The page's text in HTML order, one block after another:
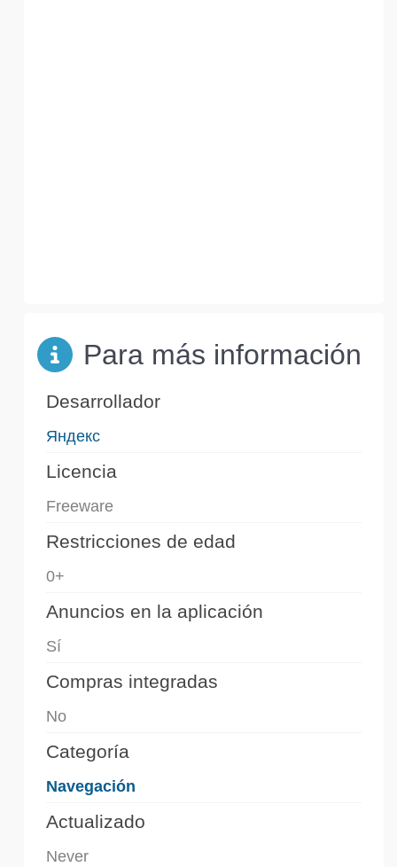
Para más información
Desarrollador
Яндекс
Licencia
Freeware
Restricciones de edad
0+
Anuncios en la aplicación
Sí
Compras integradas
No
Categoría
Navegación
Actualizado
Never